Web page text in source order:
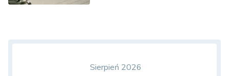
Sierpień 2026